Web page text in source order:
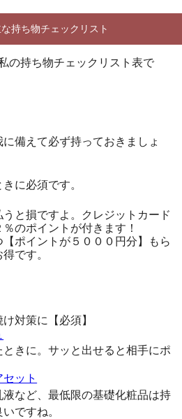
持ち物チェックリスト
の持ち物チェックリスト表で
備えて必ず持っておきましょ
に必須です。
と損ですよ。クレジットカード
のポイントが付きます！
【ポイントが５０００円分】もら
得です。
対策に【必須】
きに。サッと出せると相手にポ
ット
など、最低限の基礎化粧品は持
ですね。